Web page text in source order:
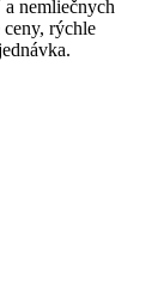
nemliečnych
rýchle